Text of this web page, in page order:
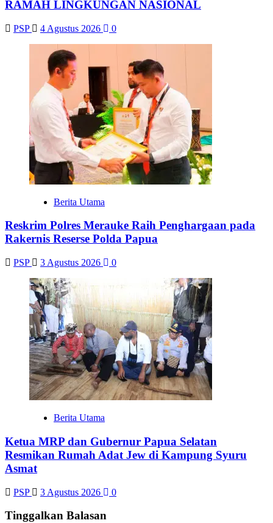
RAMAH LINGKUNGAN NASIONAL
PSP 4 Agustus 2026 0
Berita Utama
Reskrim Polres Merauke Raih Penghargaan pada
Rakernis Reserse Polda Papua
PSP 3 Agustus 2026 0
Berita Utama
Ketua MRP dan Gubernur Papua Selatan
Resmikan Rumah Adat Jew di Kampung Syuru
Asmat
PSP 3 Agustus 2026 0
Tinggalkan Balasan